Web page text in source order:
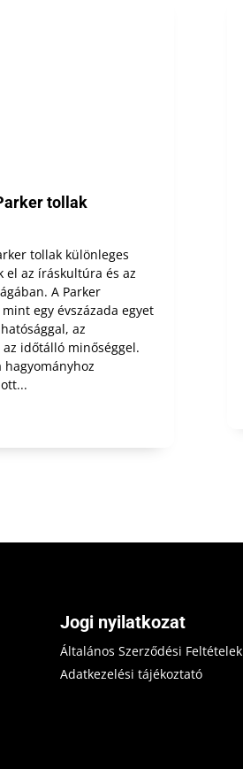
tollak
tollak különleges
el az íráskultúra és az
A Parker
egy évszázada egyet
az
időtálló minőséggel.
Jogi nyilatkozat
Általános Szerződési Feltételek
Adatkezelési tájékoztató